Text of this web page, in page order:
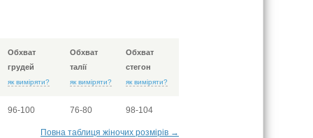
Обхват
грудей
як виміряти?
Обхват
талії
як виміряти?
Обхват
стегон
як виміряти?
96-100 76-80 98-104
Повна таблиця жіночих розмірів →